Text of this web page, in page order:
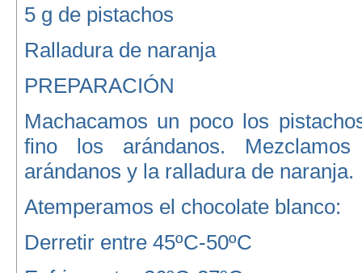
5 g de pistachos
Ralladura de naranja
PREPARACIÓN
Machacamos un poco los
fino los arándanos.
arándanos y la ralladura de naranja.
Atemperamos el chocolate blanco:
Derretir entre 45ºC-50ºC